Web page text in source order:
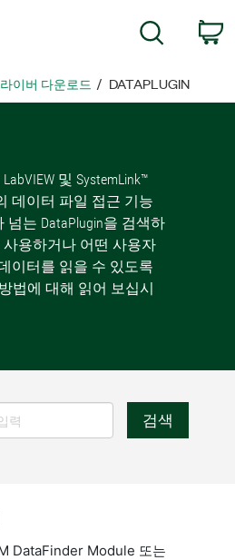
이버 다운로드 DATAPLUGIN
및 SystemLink™
데이터 파일 접근 기능
는 DataPlugin을 검색하
용하거나 어떤 사용자
이터를 읽을 수 있도록
법에 대해 읽어 보십시
검색
DataFinder Module 또는